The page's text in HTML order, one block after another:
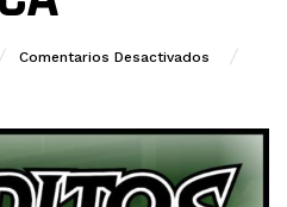
Comentarios Desactivados